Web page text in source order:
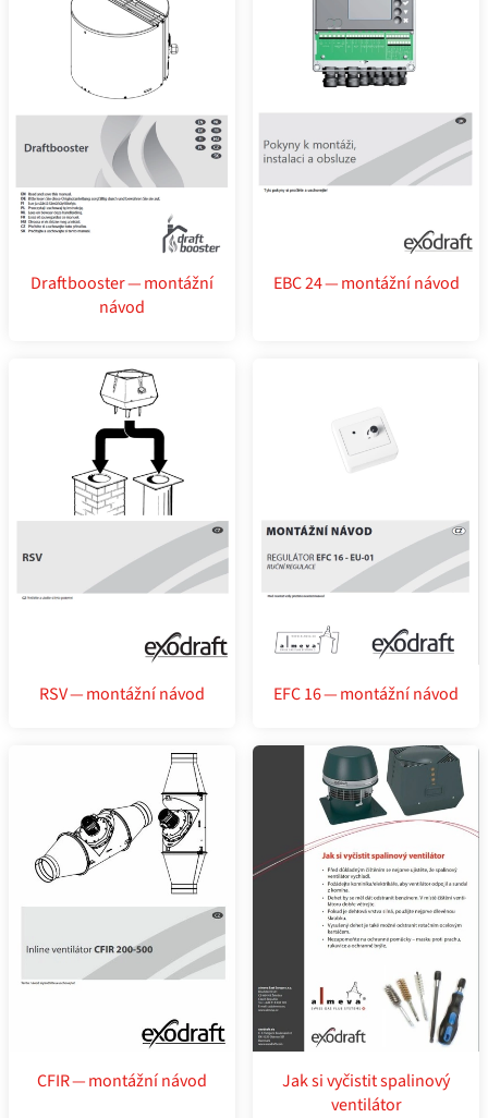
Draftbooster — montážní
návod
EBC 24 — montážní návod
RSV — montážní návod EFC 16 — montážní návod
CFIR — montážní návod
Jak si vyčistit spalinový
ventilátor